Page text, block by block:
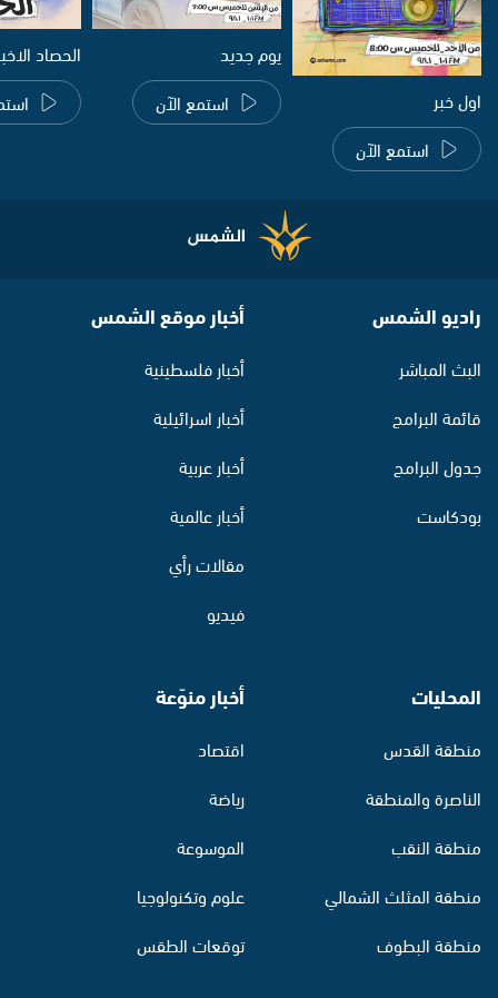
اول خبر
استمع الآن
يوم جديد
استمع الآن
الحصاد
راديو الشمس
البث المباشر
قائمة البرامج
جدول البرامج
بودكاست
أخبار موقع الشمس
أخبار فلسطينية
أخبار اسرائيلية
أخبار عربية
أخبار عالمية
مقالات رأي
فيديو
المحليات
منطقة القدس
الناصرة والمنطقة
منطقة النقب
منطقة المثلث الشمالي
منطقة البطوف
أخبار منوّعة
اقتصاد
رياضة
الموسوعة
علوم وتكنولوجيا
توقعات الطقس